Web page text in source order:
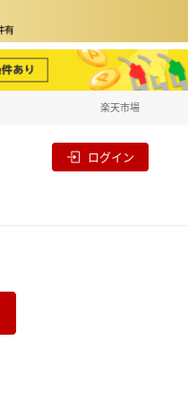
楽天市場
ログイン